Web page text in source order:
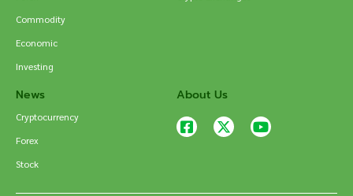
Commodity
Economic
Investing
News
Cryptocurrency
Forex
Stock
About Us